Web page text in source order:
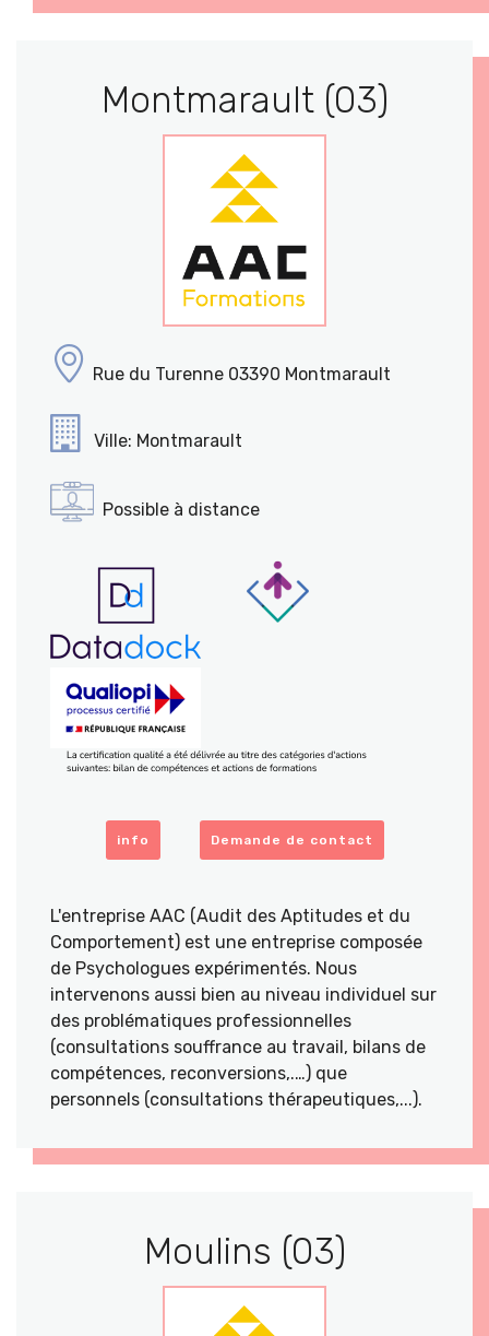
Montmarault (03)
Rue du Turenne 03390 Montmarault
Ville: Montmarault
Possible à distance
info Demande de contact
L'entreprise AAC (Audit des Aptitudes et du
Comportement) est une entreprise composée
de Psychologues expérimentés. Nous
intervenons aussi bien au niveau individuel sur
des problématiques professionnelles
(consultations souffrance au travail, bilans de
compétences, reconversions,.…) que
personnels (consultations thérapeutiques,...).
Moulins (03)